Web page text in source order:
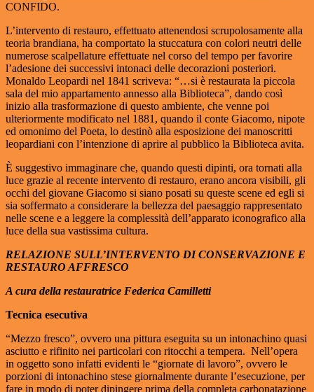
CONFIDO.
L’intervento di restauro, effettuato attenendosi scrupolosamente alla
teoria brandiana, ha comportato la stuccatura con colori neutri delle
numerose scalpellature effettuate nel corso del tempo per favorire
l’adesione dei successivi intonaci delle decorazioni posteriori.
Monaldo Leopardi nel 1841 scriveva: “…si è restaurata la piccola
sala del mio appartamento annesso alla Biblioteca”, dando così
inizio alla trasformazione di questo ambiente, che venne poi
ulteriormente modificato nel 1881, quando il conte Giacomo, nipote
ed omonimo del Poeta, lo destinò alla esposizione dei manoscritti
leopardiani con l’intenzione di aprire al pubblico la Biblioteca avita.
È suggestivo immaginare che, quando questi dipinti, ora tornati alla
luce grazie al recente intervento di restauro, erano ancora visibili, gli
occhi del giovane Giacomo si siano posati su queste scene ed egli si
sia soffermato a considerare la bellezza del paesaggio rappresentato
nelle scene e a leggere la complessità dell’apparato iconografico alla
luce della sua vastissima cultura.
RELAZIONE SULL’INTERVENTO DI CONSERVAZIONE E
RESTAURO AFFRESCO
A cura della restauratrice Federica Camilletti
Tecnica esecutiva
“Mezzo fresco”, ovvero una pittura eseguita su un intonachino quasi
asciutto e rifinito nei particolari con ritocchi a tempera. Nell’opera
in oggetto sono infatti evidenti le “giornate di lavoro”, ovvero le
porzioni di intonachino stese giornalmente durante l’esecuzione, per
fare in modo di poter dipingere prima della completa carbonatazione